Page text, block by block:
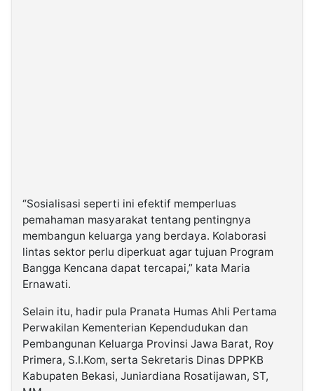
“Sosialisasi seperti ini efektif memperluas
pemahaman masyarakat tentang pentingnya
membangun keluarga yang berdaya. Kolaborasi
lintas sektor perlu diperkuat agar tujuan Program
Bangga Kencana dapat tercapai,” kata Maria
Ernawati.
Selain itu, hadir pula Pranata Humas Ahli Pertama
Perwakilan Kementerian Kependudukan dan
Pembangunan Keluarga Provinsi Jawa Barat, Roy
Primera, S.I.Kom, serta Sekretaris Dinas DPPKB
Kabupaten Bekasi, Juniardiana Rosatijawan, ST,